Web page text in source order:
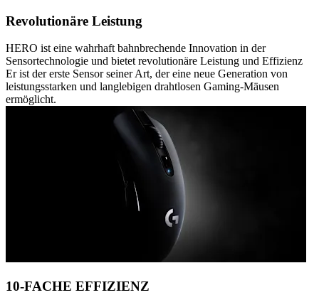
Revolutionäre Leistung
HERO ist eine wahrhaft bahnbrechende Innovation in der
Sensortechnologie und bietet revolutionäre Leistung und Effizienz
Er ist der erste Sensor seiner Art, der eine neue Generation von
leistungsstarken und langlebigen drahtlosen Gaming-Mäusen
ermöglicht.
10-FACHE EFFIZIENZ